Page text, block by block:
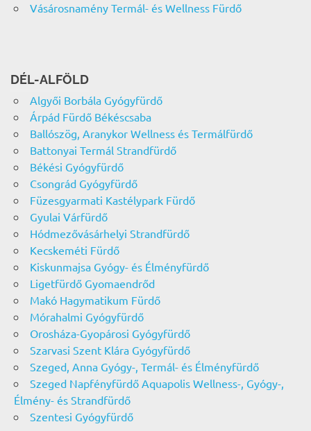
Vásárosnamény Termál- és Wellness Fürdő
DÉL-ALFÖLD
Algyői Borbála Gyógyfürdő
Árpád Fürdő Békéscsaba
Ballószög, Aranykor Wellness és Termálfürdő
Battonyai Termál Strandfürdő
Békési Gyógyfürdő
Csongrád Gyógyfürdő
Füzesgyarmati Kastélypark Fürdő
Gyulai Várfürdő
Hódmezővásárhelyi Strandfürdő
Kecskeméti Fürdő
Kiskunmajsa Gyógy- és Élményfürdő
Ligetfürdő Gyomaendrőd
Makó Hagymatikum Fürdő
Mórahalmi Gyógyfürdő
Orosháza-Gyopárosi Gyógyfürdő
Szarvasi Szent Klára Gyógyfürdő
Szeged, Anna Gyógy-, Termál- és Élményfürdő
Szeged Napfényfürdő Aquapolis Wellness-, Gyógy-,
Élmény- és Strandfürdő
Szentesi Gyógyfürdő